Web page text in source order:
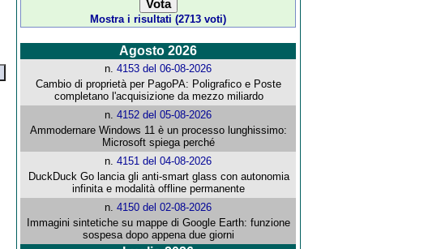
Mostra i risultati (2713 voti)
Agosto 2026
n.4153 del 06-08-2026
Cambio di proprietà per PagoPA: Poligrafico e Poste
completano l'acquisizione da mezzo miliardo
n.4152 del 05-08-2026
Ammodernare Windows 11 è un processo lunghissimo:
Microsoft spiega perché
n.4151 del 04-08-2026
DuckDuck Go lancia gli anti-smart glass con autonomia
infinita e modalità offline permanente
n.4150 del 02-08-2026
Immagini sintetiche su mappe di Google Earth: funzione
sospesa dopo appena due giorni